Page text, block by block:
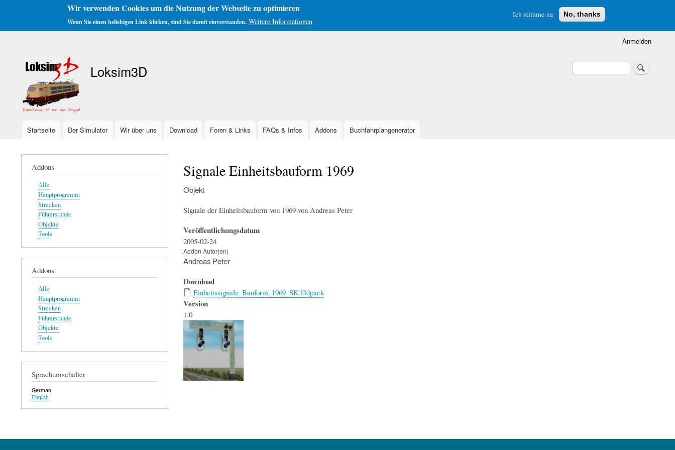
Wir verwenden Cookies um die Nutzung der Webseite zu optimieren
Wenn Sie einen beliebigen Link klicken, sind Sie damit einverstanden. Weitere Informationen
Ich stimme zu No, thanks
Anmelden
Loksim3D Suche
Suche
Hauptnavigation
Startseite Der Simulator Wir über uns Download Foren & Links FAQs & Infos Addons Buchfahrplangenerator
Signale Einheitsbauform 1969
Objekt
Signale der Einheitsbauform von 1969 von Andreas Peter
Veröffentlichungsdatum
2005-02-24
Addon Autor(en)
Andreas Peter
Download
Einheitssignale_Bauform_1969_SK.l3dpack
Version
1.0
Addons
Alle
Hauptprogramm
Strecken
Führerstände
Objekte
Tools
Addons
Alle
Hauptprogramm
Strecken
Führerstände
Objekte
Tools
Sprachumschalter
German
English